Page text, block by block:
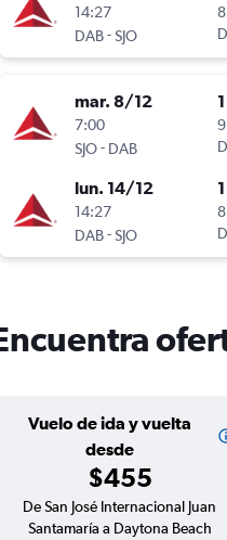
14:27
DAB-SJO
mar. 8/12
7:00
SJO- DAB
lun. 14/12
14:27
DAB-SJO
Vuelo de ida y vuelta
desde
$455
De San José Internacional Juan
Santamaría a Daytona Beach